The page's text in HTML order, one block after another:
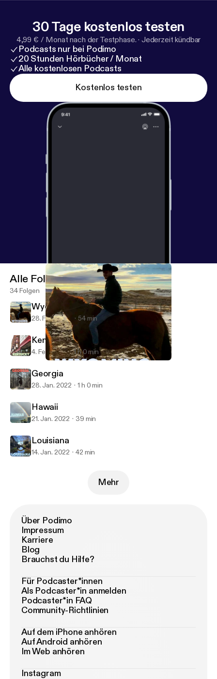
30 Tage kostenlos testen
4,99 € / Monat nach der Testphase. · Jederzeit kündbar
Podcasts nur bei Podimo
20 Stunden Hörbücher / Monat
Alle kostenlosen Podcasts
Kostenlos testen
50 States of Mind
Alle Folgen
34 Folgen
Wyoming
28. Feb. 2022 54 min
Kentucky
4. Feb. 2022 1 h 0 min
Georgia
28. Jan. 2022 1 h 0 min
Hawaii
21. Jan. 2022 39 min
Louisiana
14. Jan. 2022 42 min
Mehr
Über Podimo
Impressum
Karriere
Blog
Brauchst du Hilfe?
Für Podcaster*innen
Als Podcaster*in anmelden
Podcaster*in FAQ
Community-Richtlinien
Auf dem iPhone anhören
Auf Android anhören
Im Web anhören
Instagram